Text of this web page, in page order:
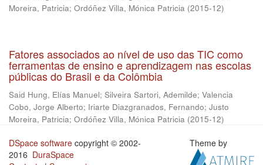
Moreira, Patricia; Ordóñez Villa, Mónica Patricia (2015-12)
Fatores associados ao nível de uso das TIC como
ferramentas de ensino e aprendizagem nas escolas
públicas do Brasil e da Colômbia
Said Hung, Elías Manuel; Silveira Sartori, Ademilde; Valencia
Cobo, Jorge Alberto; Iriarte Diazgranados, Fernando; Justo
Moreira, Patricia; Ordóñez Villa, Mónica Patricia (2015-12)
DSpace software copyright © 2002-
2016 DuraSpace
Theme by